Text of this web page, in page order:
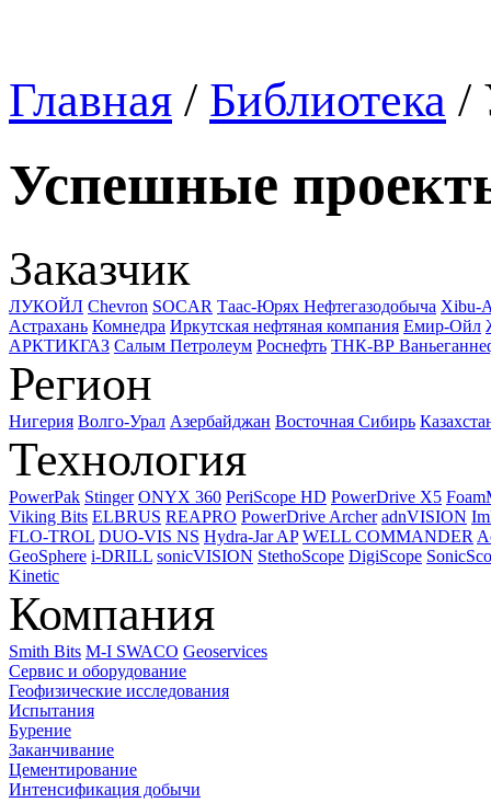
Главная / Библиотека /
Успешные
Заказчик
ЛУКОЙЛ Chevron SOCAR Таас-Юрях Нефтегазодобыча Xibu-
Астрахань Комнедра Иркутская нефтяная компания Емир-Ойл
АРКТИКГАЗ Салым Петролеум Роснефть ТНК-ВР
Регион
Нигерия Волго-Урал Азербайджан Восточная Сибирь
Технология
PowerPak Stinger ONYX 360 PeriScope HD PowerDrive X5
Viking Bits ELBRUS REAPRO PowerDrive Archer adnVISION
FLO-TROL DUO-VIS NS Hydra-Jar AP WELL COMMANDER
GeoSphere i-DRILL sonicVISION StethoScope DigiScope
Kinetic
Компания
Smith Bits M-I SWACO Geoservices
Сервис и оборудование
Геофизические исследования
Испытания
Бурение
Заканчивание
Цементирование
Интенсификация добычи